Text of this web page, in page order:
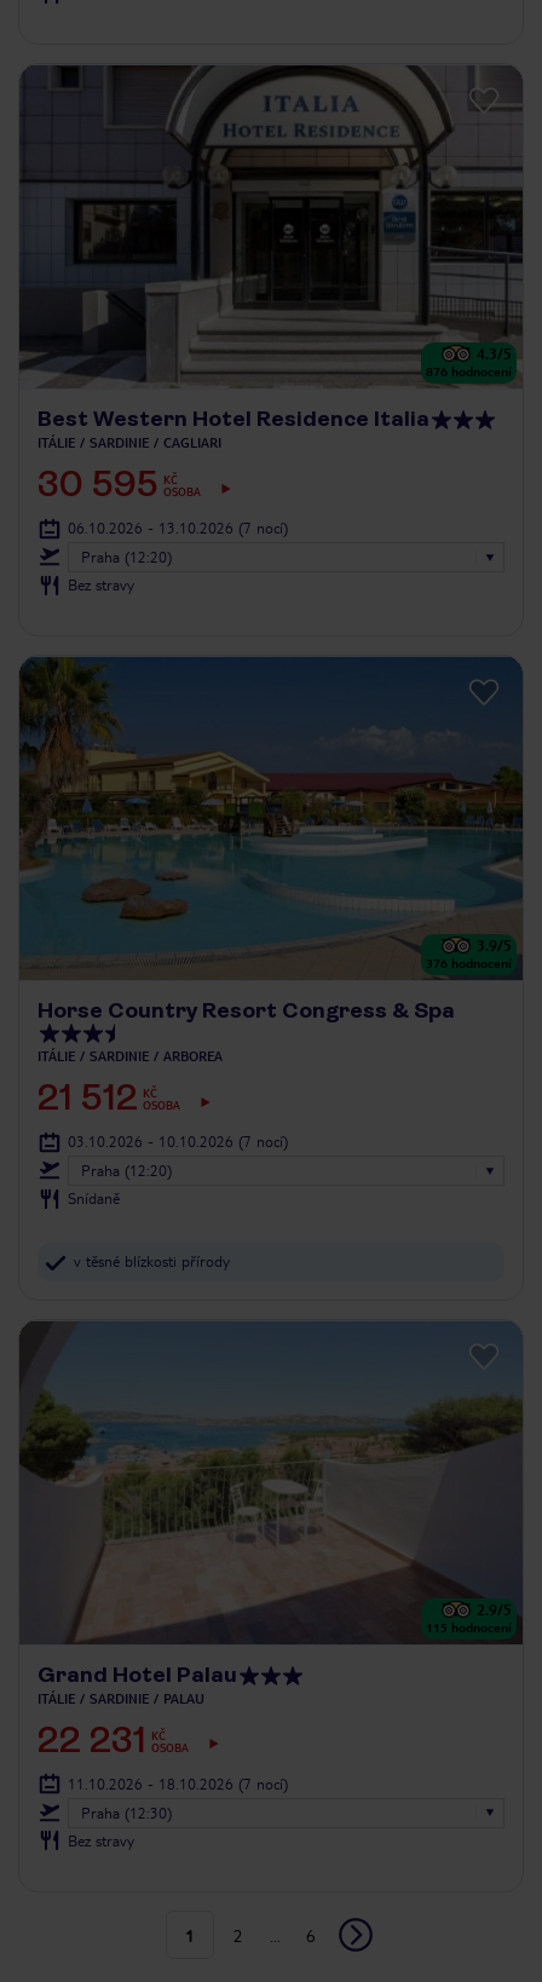
4.3/5
876 hodnocení
Best Western Hotel Residence Italia
ITÁLIE SARDINIE CAGLIARI
30 595
KČ
OSOBA
06.10.2026 - 13.10.2026 (7 nocí)
Praha (12:20)
Bez stravy
3.9/5
376 hodnocení
Horse Country Resort Congress & Spa
ITÁLIE SARDINIE ARBOREA
21 512 KČ
OSOBA
03.10.2026 - 10.10.2026 (7 nocí)
Praha (12:20)
Snídaně
v těsné blízkosti přírody
2.9/5
115 hodnocení
Grand Hotel Palau
ITÁLIE SARDINIE PALAU
22 231
KČ
OSOBA
11.10.2026 - 18.10.2026 (7 nocí)
Praha (12:30)
Bez stravy
1 2 6